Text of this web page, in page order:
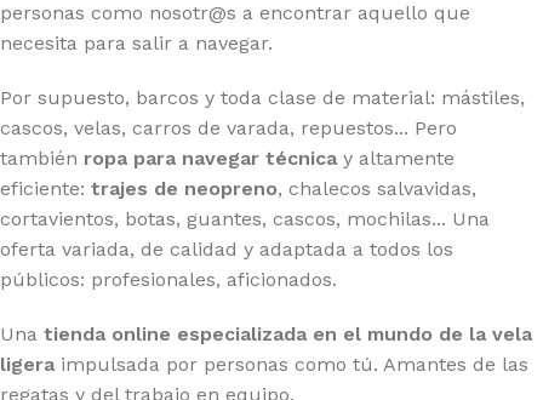
personas como nosotr@s a encontrar aquello que
necesita para salir a navegar.
Por supuesto, barcos y toda clase de material: mástiles,
cascos, velas, carros de varada, repuestos... Pero
también ropa para navegar técnica y altamente
eficiente: trajes de neopreno, chalecos salvavidas,
cortavientos, botas, guantes, cascos, mochilas... Una
oferta variada, de calidad y adaptada a todos los
públicos: profesionales, aficionados.
Una tienda online especializada en el mundo de la vela
ligera impulsada por personas como tú. Amantes de las
regatas y del trabajo en equipo.